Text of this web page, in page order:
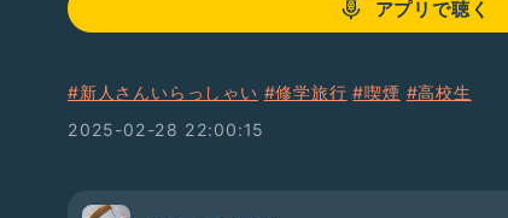
アプリで聴く
#新人さんいらっしゃい #修学旅行 #喫煙 #高校生
2025-02-28 22:00:15